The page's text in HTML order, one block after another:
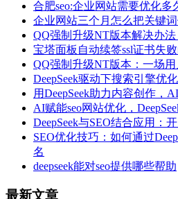
合肥seo:企业网站需要优化多
企业网站三个月怎么把关键
QQ强制升级NT版本解决办法
宝塔面板自动续签ssl证书失
QQ强制升级NT版本：一场
DeepSeek驱动下搜索引擎优
用DeepSeek助力内容创作，
AI赋能seo网站优化，
DeepSeek与SEO结合应用：
SEO优化技巧：如何通过
名
deepseek能对seo提供哪些帮助
最新文章